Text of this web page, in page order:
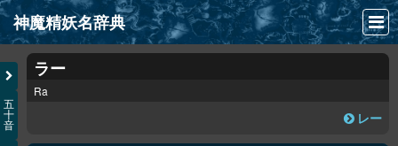
神魔精妖名辞典
NEWS
INFO
五
十
音
ラー
Ra
レー